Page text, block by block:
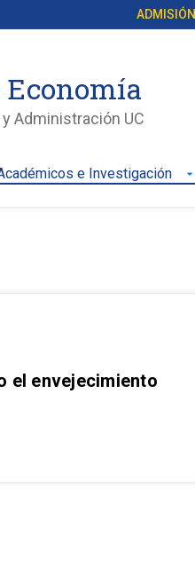
ADMISIÓN
Administración UC
e Investigación arrow_drop_down
el envejecimiento